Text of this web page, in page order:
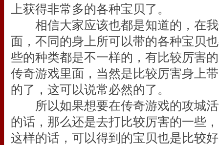
上获得非常多的各种宝贝了。
相信大家应该也都是知道的，在我
面，不同的身上所可以带的各种宝贝
些的种类都是不一样的，有比较厉害
传奇游戏里面，当然是比较厉害身上
的了，这可以说常必然的了。
所以如果想要在传奇游戏的攻城活
的话，那么还是去打比较厉害的一些
这样的话，可以得到的宝贝也是比较